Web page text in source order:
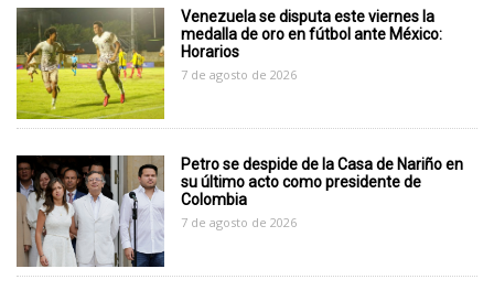
Venezuela se disputa este viernes la
medalla de oro en fútbol ante México:
Horarios
7 de agosto de 2026
Petro se despide de la Casa de Nariño en
su último acto como presidente de
Colombia
7 de agosto de 2026